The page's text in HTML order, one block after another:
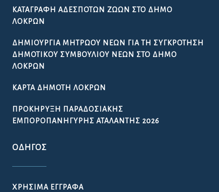
ΚΑΤΑΓΡΑΦΉ ΑΔΈΣΠΟΤΩΝ ΖΏΩΝ ΣΤΟ ΔΉΜΟ
ΛΟΚΡΏΝ
ΔΗΜΙΟΥΡΓΊΑ ΜΗΤΡΏΟΥ ΝΈΩΝ ΓΙΑ ΤΗ ΣΥΓΚΡΌΤΗΣΗ
ΔΗΜΟΤΙΚΟΎ ΣΥΜΒΟΥΛΊΟΥ ΝΈΩΝ ΣΤΟ ΔΉΜΟ
ΛΟΚΡΏΝ
ΚΆΡΤΑ ΔΗΜΌΤΗ ΛΟΚΡΏΝ
ΠΡΟΚΉΡΥΞΗ ΠΑΡΑΔΟΣΙΑΚΉΣ
ΕΜΠΟΡΟΠΑΝΉΓΥΡΗΣ ΑΤΑΛΆΝΤΗΣ 2026
ΟΔΗΓΌΣ
ΧΡΉΣΙΜΑ ΈΓΓΡΑΦΑ